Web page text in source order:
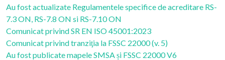
Au fost actualizate Regulamentele specifice de acreditare RS-
7.3 ON, RS-7.8 ON si RS-7.10 ON
Comunicat privind SR EN ISO 45001:2023
Comunicat privind tranziţia la FSSC 22000 (v. 5)
Au fost publicate mapele SMSA și FSSC 22000 V6